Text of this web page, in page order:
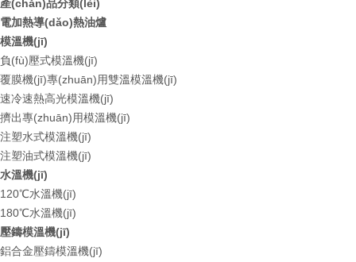
產(chǎn)品分類(lèi)
電加熱導(dǎo)熱油爐
模溫機(jī)
負(fù)壓式模溫機(jī)
覆膜機(jī)專(zhuān)用雙溫模溫機(jī)
速冷速熱高光模溫機(jī)
擠出專(zhuān)用模溫機(jī)
注塑水式模溫機(jī)
注塑油式模溫機(jī)
水溫機(jī)
120℃水溫機(jī)
180℃水溫機(jī)
壓鑄模溫機(jī)
鋁合金壓鑄模溫機(jī)